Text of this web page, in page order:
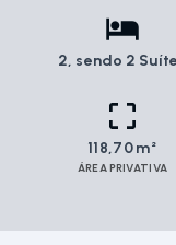
2, sendo 2
118,70 m²
ÁREA PRIVATIVA